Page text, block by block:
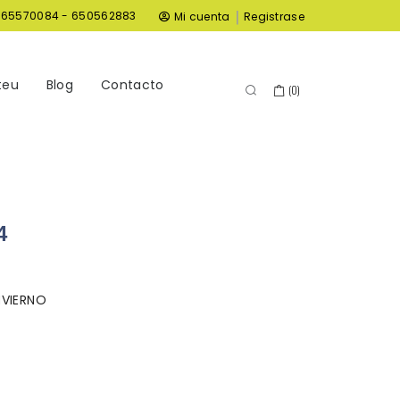
- 650562883 Mi cuenta | Registrase
Blog Contacto (0)